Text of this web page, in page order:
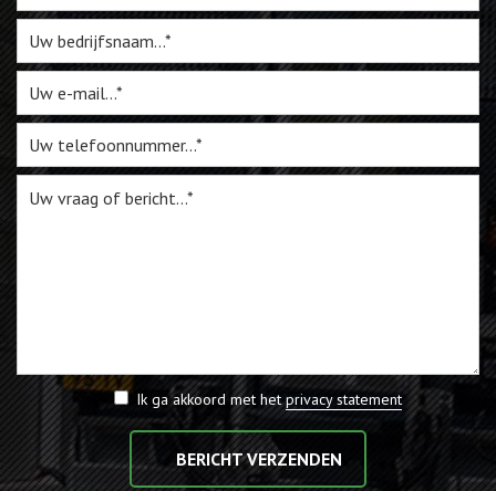
Ik ga akkoord met hetprivacy statement
BERICHT VERZENDEN